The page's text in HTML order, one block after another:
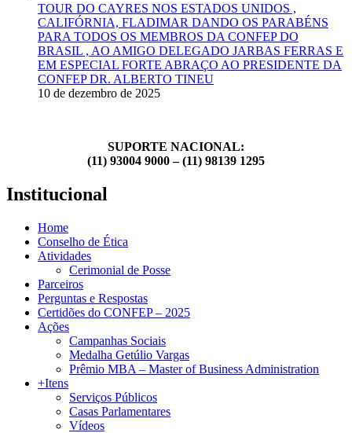
TOUR DO CAYRES NOS ESTADOS UNIDOS ,
CALIFÓRNIA, FLADIMAR DANDO OS PARABÉNS
PARA TODOS OS MEMBROS DA CONFEP DO
BRASIL , AO AMIGO DELEGADO JARBAS FERRAS E
EM ESPECIAL FORTE ABRAÇO AO PRESIDENTE DA
CONFEP DR. ALBERTO TINEU
10 de dezembro de 2025
SUPORTE NACIONAL:
(11) 93004 9000 – (11) 98139 1295
Institucional
Home
Conselho de Ética
Atividades
Cerimonial de Posse
Parceiros
Perguntas e Respostas
Certidões do CONFEP – 2025
Ações
Campanhas Sociais
Medalha Getúlio Vargas
Prêmio MBA – Master of Business Administration
+Itens
Serviços Públicos
Casas Parlamentares
Vídeos